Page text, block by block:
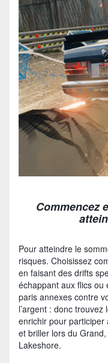
Commencez
Pour atteindre le
risques. Choisissez
en faisant des drifts
échappant aux flics
paris annexes contre
l’argent : donc
enrichir pour
et briller lors du
Lakeshore.